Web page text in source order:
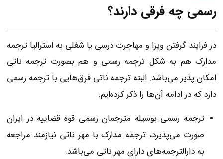
رسمی چه فرقی دارند؟
در فرایند گرفتن ویزا و مهاجرت درسی یا شغلی به استرالیا ترجمه
مدارک هم به شکل ترجمه رسمی و هم بصورت ترجمه ناتی
امکان پذیر می‌باشد. البته ترجمه ناتی فرق‌هایی با ترجمه رسمی
دارد که در ادامه آن‌ها را ذکر کرده‌ایم:
ترجمه رسمی بوسیله مترجمان رسمی قوه قضاییه در ایران
صورت می‌پذیرد، ترجمه مدارک با مهر ناتی نیازمند مراجعه
به دارالترجمه‌‌های دارای مهر ناتی می‌باشد.